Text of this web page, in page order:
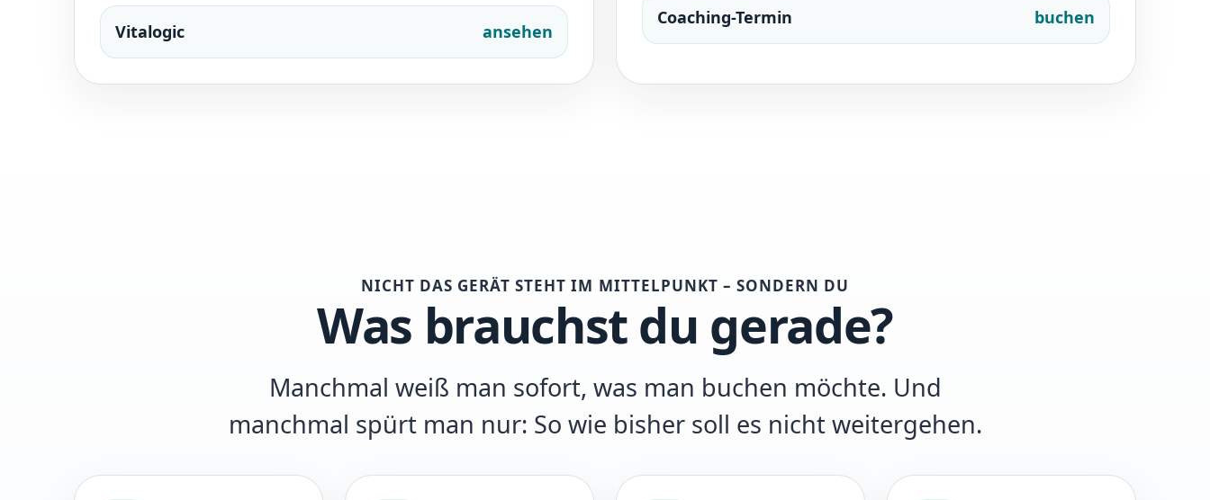
Vitalogic ansehen
Coaching-Termin buchen
NICHT DAS GERÄT STEHT IM MITTELPUNKT – SONDERN DU
Was brauchst du gerade?
Manchmal weiß man sofort, was man buchen möchte. Und
manchmal spürt man nur: So wie bisher soll es nicht weitergehen.